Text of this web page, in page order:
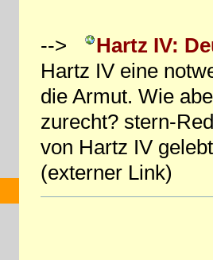
-->
Hartz IV:
Hartz IV eine
die Armut. Wie
zurecht? stern-
von Hartz IV
(externer Link)